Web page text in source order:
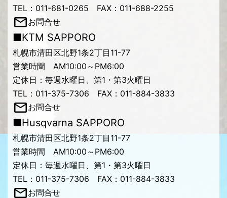
TEL：011-681-0265 FAX：011-688-2255
お問合せ
■KTM SAPPORO
札幌市清田区北野1条2丁目11-77
営業時間 AM10:00～PM6:00
定休日：毎週水曜日、第1・第3火曜日
TEL：011-375-7306 FAX：011-884-3833
お問合せ
■Husqvarna SAPPORO
札幌市清田区北野1条2丁目11-77
営業時間 AM10:00～PM6:00
定休日：毎週水曜日、第1・第3火曜日
TEL：011-375-7306 FAX：011-884-3833
お問合せ